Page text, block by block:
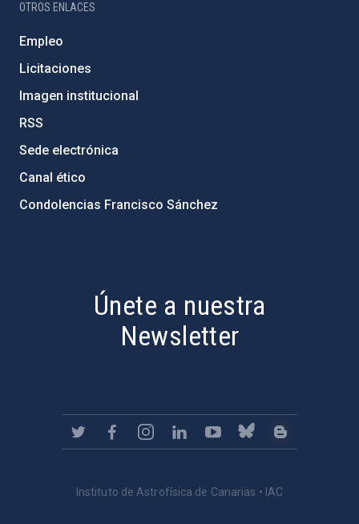
OTROS ENLACES
Empleo
Licitaciones
Imagen institucional
RSS
Sede electrónica
Canal ético
Condolencias Francisco Sánchez
Únete a nuestra
Newsletter
Instituto de Astrofísica de Canarias • IAC